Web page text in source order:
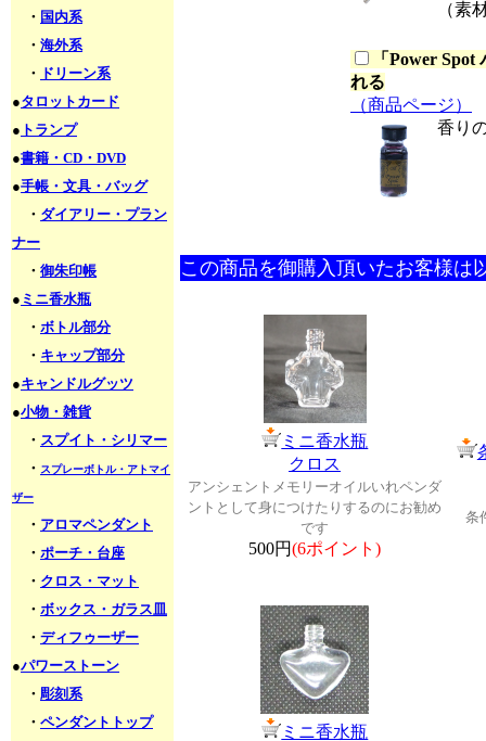
・ 国内系
・ 海外系
・ ドリーン系
●タロットカード
● トランプ
●書籍・CD・DVD
●手帳・文具・バッグ
・ ダイアリー・プラン
ナー
・ 御朱印帳
● ミニ香水瓶
・ ボトル部分
・ キャップ部分
●キャンドルグッツ
●小物・雑貨
・ スプイト・シリマー
・ スプレーボトル・アトマイ
ザー
・ アロマペンダント
・ ポーチ・台座
・ クロス・マット
・ ボックス・ガラス皿
・ ディフゥーザー
●パワーストーン
・ 彫刻系
・ ペンダントトップ
（素
「 Power Spot
れる
（商品ページ）
香り
この商品を御購入頂いたお客様は
ミニ香水瓶
クロス
アンシェントメモリーオイルいれペンダ
ントとして身につけたりするのにお勧め
です
500円(6ポイント)
条
ミニ香水瓶